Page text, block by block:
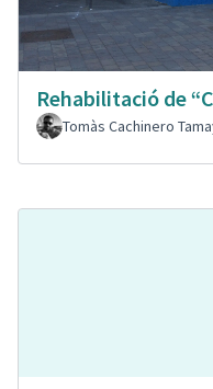
Rehabilitació de
Tomàs Cachinero